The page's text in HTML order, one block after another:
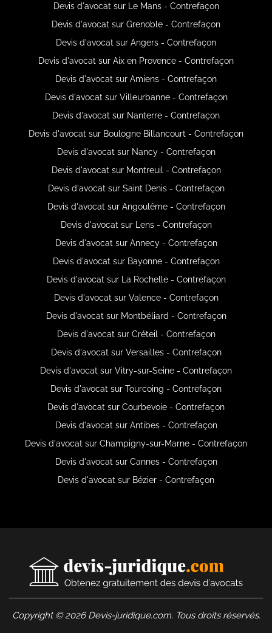
Devis d'avocat sur Le Mans - Contrefaçon
Devis d'avocat sur Grenoble - Contrefaçon
Devis d'avocat sur Angers - Contrefaçon
Devis d'avocat sur Aix en Provence - Contrefaçon
Devis d'avocat sur Amiens - Contrefaçon
Devis d'avocat sur Villeurbanne - Contrefaçon
Devis d'avocat sur Nanterre - Contrefaçon
Devis d'avocat sur Boulogne Billancourt - Contrefaçon
Devis d'avocat sur Nancy - Contrefaçon
Devis d'avocat sur Montreuil - Contrefaçon
Devis d'avocat sur Saint Denis - Contrefaçon
Devis d'avocat sur Angoulême - Contrefaçon
Devis d'avocat sur Lens - Contrefaçon
Devis d'avocat sur Annecy - Contrefaçon
Devis d'avocat sur Bayonne - Contrefaçon
Devis d'avocat sur La Rochelle - Contrefaçon
Devis d'avocat sur Valence - Contrefaçon
Devis d'avocat sur Montbéliard - Contrefaçon
Devis d'avocat sur Créteil - Contrefaçon
Devis d'avocat sur Versailles - Contrefaçon
Devis d'avocat sur Vitry-sur-Seine - Contrefaçon
Devis d'avocat sur Tourcoing - Contrefaçon
Devis d'avocat sur Courbevoie - Contrefaçon
Devis d'avocat sur Antibes - Contrefaçon
Devis d'avocat sur Champigny-sur-Marne - Contrefaçon
Devis d'avocat sur Cannes - Contrefaçon
Devis d'avocat sur Bézier - Contrefaçon
Copyright © 2026 Devis-juridique.com. Tous droits réservés.